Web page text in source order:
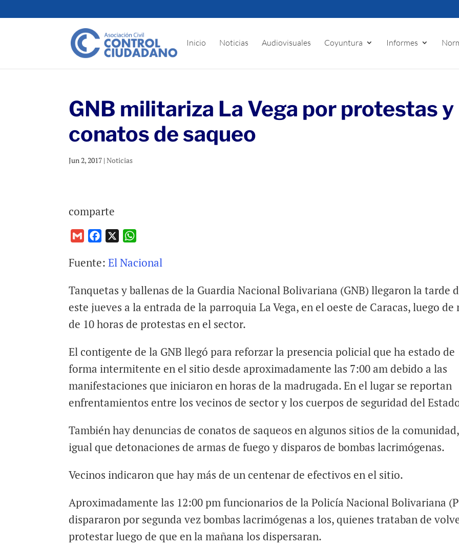
Inicio Noticias Audiovisuales Coyuntura Informes
GNB militariza La Vega por protestas y
conatos de saqueo
Jun 2, 2017 |Noticias
comparte
G
a
l
c
b
k
a
s
p
Fuente:El Nacional
Tanquetas y ballenas de la Guardia Nacional Bolivariana (GNB) llegaron la tarde
este jueves a la entrada de la parroquia La Vega, en el oeste de Caracas, luego de
de 10 horas de protestas en el sector.
El contigente de la GNB llegó para reforzar la presencia policial que ha estado de
forma intermitente en el sitio desde aproximadamente las 7:00 am debido a las
manifestaciones que iniciaron en horas de la madrugada. En el lugar se reportan
enfrentamientos entre los vecinos de sector y los cuerpos de seguridad del
También hay denuncias de conatos de saqueos en algunos sitios de la
igual que detonaciones de armas de fuego y disparos de bombas lacrimógenas.
Vecinos indicaron que hay más de un centenar de efectivos en el sitio.
Aproximadamente las 12:00 pm funcionarios de la Policía Nacional Bolivariana
dispararon por segunda vez bombas lacrimógenas a los, quienes trataban de
protestar luego de que en la mañana los dispersaran.